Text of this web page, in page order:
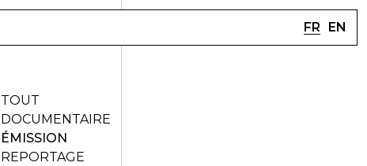
FR EN
TOUT
DOCUMENTAIRE
ÉMISSION
REPORTAGE